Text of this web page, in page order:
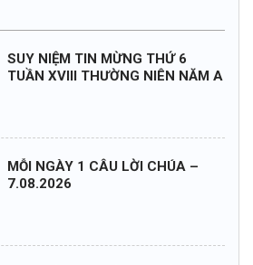
SUY NIỆM TIN MỪNG THỨ 6
TUẦN XVIII THƯỜNG NIÊN NĂM A
MỖI NGÀY 1 CÂU LỜI CHÚA –
7.08.2026